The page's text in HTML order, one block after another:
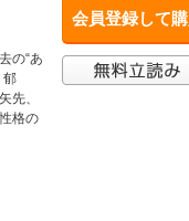
会員登録して
の“あ
郁
先、
格の